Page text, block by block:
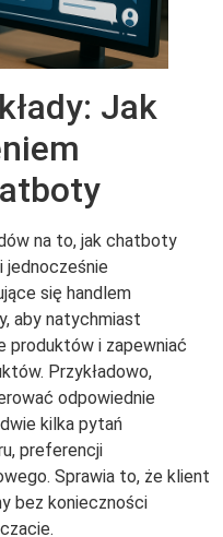
Jak
na to, jak chatboty
jednocześnie
się handlem
aby natychmiast
produktów i zapewniać
Przykładowo,
odpowiednie
kilka pytań
preferencji
Sprawia to, że klient
bez konieczności